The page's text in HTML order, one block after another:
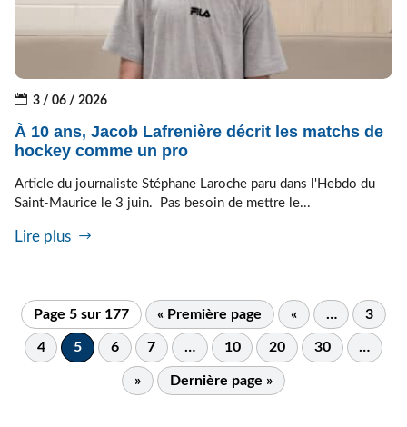
3 / 06 / 2026
À 10 ans, Jacob Lafrenière décrit les matchs de
hockey comme un pro
Article du journaliste Stéphane Laroche paru dans l'Hebdo du
Saint-Maurice le 3 juin. Pas besoin de mettre le...
Lire plus
Page 5 sur 177 « Première page « … 3
4 5 6 7 … 10 20 30 …
» Dernière page »